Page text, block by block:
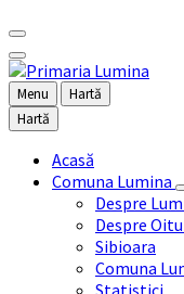
Menu
Hartă
Hartă
Acasă
Comuna Lumina
Despre
Despre
Sibioara
Comuna
Statistici